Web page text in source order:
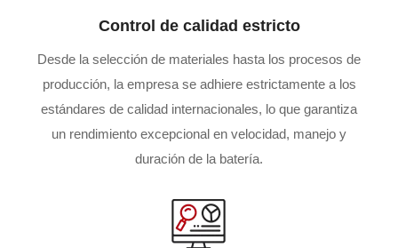
Control de calidad estricto
Desde la selección de materiales hasta los procesos de
producción, la empresa se adhiere estrictamente a los
estándares de calidad internacionales, lo que garantiza
un rendimiento excepcional en velocidad, manejo y
duración de la batería.